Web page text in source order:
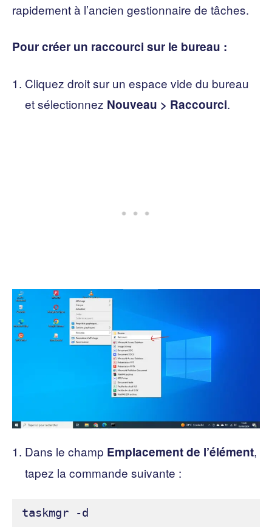
rapidement à l’ancien gestionnaire de tâches.
Pour créer un raccourci sur le bureau :
Cliquez droit sur un espace vide du bureau
et sélectionnez Nouveau > Raccourci.
Dans le champ Emplacement de l’élément,
tapez la commande suivante :